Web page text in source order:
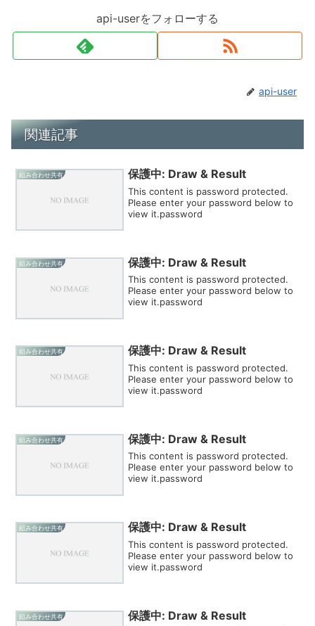
api-userをフォローする
api-user
関連記事
組み合わせ共有 保護中: Draw & Result
This content is password protected.
Please enter your password below to
view it.password
組み合わせ共有 保護中: Draw & Result
This content is password protected.
Please enter your password below to
view it.password
組み合わせ共有 保護中: Draw & Result
This content is password protected.
Please enter your password below to
view it.password
組み合わせ共有 保護中: Draw & Result
This content is password protected.
Please enter your password below to
view it.password
組み合わせ共有 保護中: Draw & Result
This content is password protected.
Please enter your password below to
view it.password
組み合わせ共有 保護中: Draw & Result